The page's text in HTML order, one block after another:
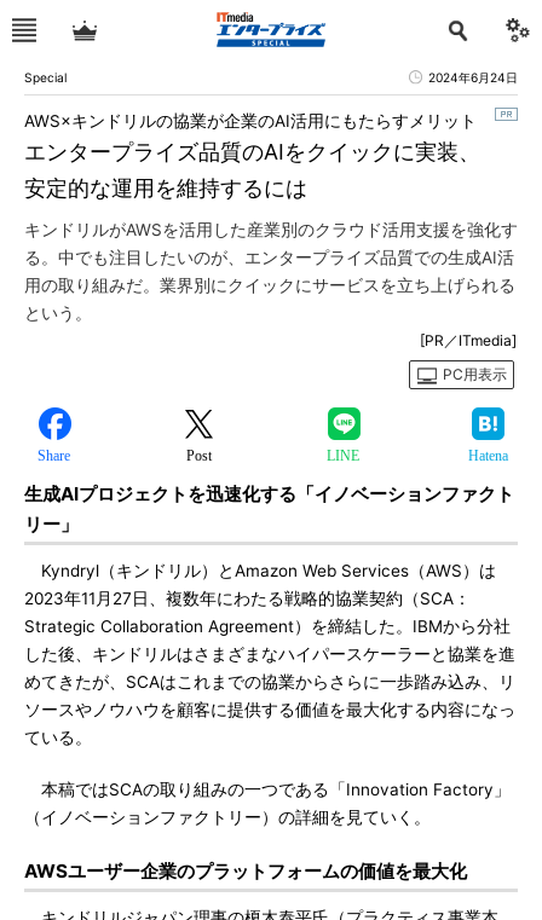
Special 2024年6月24日
エンタープライズ品質のAIをクイックに実装、
安定的な運用を維持するには
AWS×キンドリルの協業が企業のAI活用にもたらすメリット
キンドリルがAWSを活用した産業別のクラウド活用支援を強化す
る。中でも注目したいのが、エンタープライズ品質での生成AI活
用の取り組みだ。業界別にクイックにサービスを立ち上げられる
という。
[PR／ITmedia]
PC用表示
Share Post LINE Hatena
生成AIプロジェクトを迅速化する「イノベーションファクト
リー」
Kyndryl（キンドリル）とAmazon Web Services（AWS）は
2023年11月27日、複数年にわたる戦略的協業契約（SCA：
Strategic Collaboration Agreement）を締結した。IBMから分社
した後、キンドリルはさまざまなハイパースケーラーと協業を進
めてきたが、SCAはこれまでの協業からさらに一歩踏み込み、リ
ソースやノウハウを顧客に提供する価値を最大化する内容になっ
ている。
本稿ではSCAの取り組みの一つである「Innovation Factory」
（イノベーションファクトリー）の詳細を見ていく。
AWSユーザー企業のプラットフォームの価値を最大化